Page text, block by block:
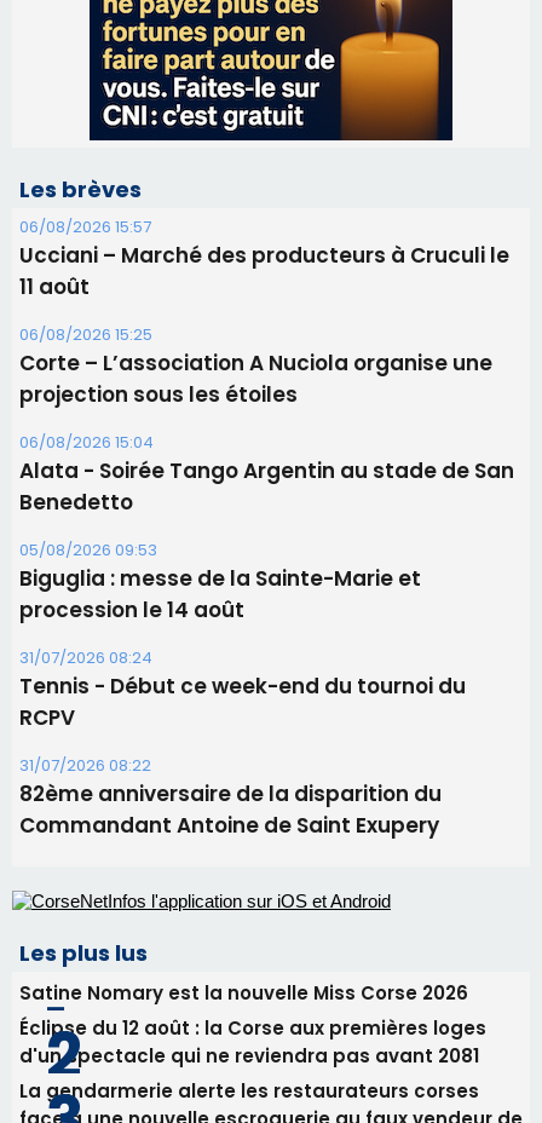
Ucciani – Marché des producteurs à Cruculi le
06/08/2026 15:25
Corte – L’association A Nuciola organise une
06/08/2026 15:04
Alata - Soirée Tango Argentin au stade de San
Benedetto
05/08/2026 09:53
Biguglia : messe de la Sainte-Marie et
procession le 14 août
31/07/2026 08:24
Tennis - Début ce week-end du tournoi du
RCPV
31/07/2026 08:22
82ème anniversaire de la disparition du
Commandant Antoine de Saint Exupery
Les plus lus
Satine Nomary est la nouvelle Miss Corse 2026
Éclipse du 12 août : la Corse aux premières loges
d'un spectacle qui ne reviendra pas avant 2081
face à une nouvelle escroquerie au faux vendeur de
En Corse, un début de saison marqué par une
consommation en recul dans les restaurants
Deux jeunes Ajacciens sur la voie de la médecine
militaire
Newsletter